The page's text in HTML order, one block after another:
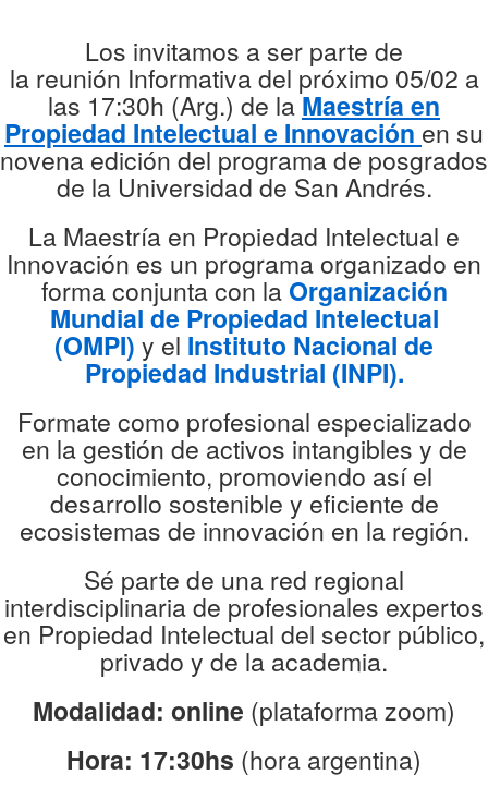
Los invitamos a ser parte de
la reunión Informativa del próximo 05/02 a
las 17:30h (Arg.) de laMaestría en
Propiedad Intelectual e Innovaciónen su
novena edición del programa de posgrados
de la Universidad de San Andrés.
La Maestría en Propiedad Intelectual e
Innovación es un programa organizado en
forma conjunta con la Organización
Mundial de Propiedad Intelectual
(OMPI) y el Instituto Nacional de
Propiedad Industrial (INPI).
Formate como profesional especializado
en la gestión de activos intangibles y de
conocimiento, promoviendo así el
desarrollo sostenible y eficiente de
ecosistemas de innovación en la región.
Sé parte de una red regional
interdisciplinaria de profesionales expertos
en Propiedad Intelectual del sector público,
privado y de la academia.
Modalidad: online (plataforma zoom)
Hora: 17:30hs (hora argentina)